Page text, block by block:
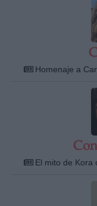
Homenaje a
El mito de Kora